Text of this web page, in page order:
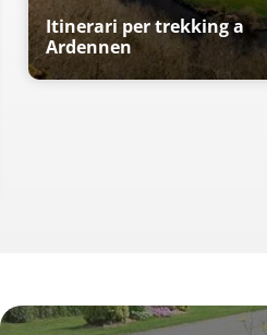
Itinerari per trekking a
Ardennen